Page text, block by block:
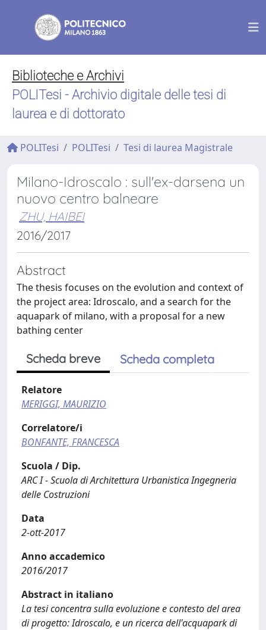
Biblioteche e Archivi
POLITesi - Archivio digitale delle tesi di
laurea e di dottorato
POLITesi POLITesi Tesi di laurea Magistrale
Milano-Idroscalo : sull'ex-darsena un
nuovo centro balneare
ZHU, HAIBEI
2016/2017
Abstract
The thesis focuses on the evolution and context of
the project area: Idroscalo, and a search for the
aquapark of milano, with a proposal for a new
bathing center
Scheda breve Scheda completa
Relatore
MERIGGI, MAURIZIO
Correlatore/i
BONFANTE, FRANCESCA
Scuola / Dip.
ARC I - Scuola di Architettura Urbanistica Ingegneria
delle Costruzioni
Data
2-ott-2017
Anno accademico
2016/2017
Abstract in italiano
La tesi concentra sulla evoluzione e contesto del area
di progetto: Idroscalo, e un ricerca dell'acquapark di